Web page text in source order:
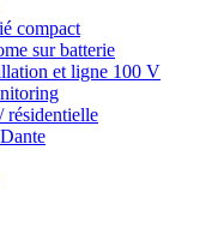
compact
sur batterie
et ligne 100 V
résidentielle